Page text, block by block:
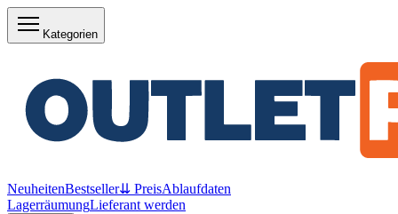
Kategorien
NeuheitenBestseller⇊ PreisAblaufdaten
LagerräumungLieferant werden